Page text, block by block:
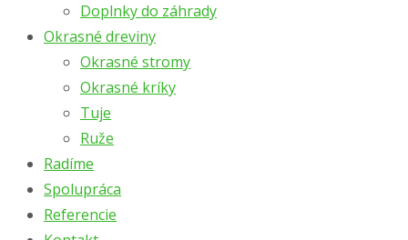
Doplnky do záhrady
Okrasné dreviny
Okrasné stromy
Okrasné kríky
Tuje
Ruže
Radíme
Spolupráca
Referencie